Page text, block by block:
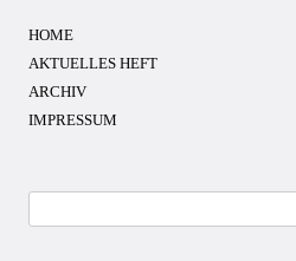
HOME
AKTUELLES HEFT
ARCHIV
IMPRESSUM
nach: